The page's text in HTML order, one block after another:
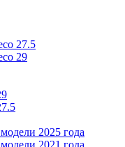
27.5
29
2025 года
2021 года